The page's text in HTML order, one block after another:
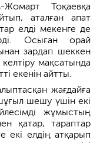
Тоқаевқа
аталған апат
елді мекенге де
Осыған орай
зардап шеккен
мақсатында
екенін айтты.
жағдайға
шешу үшін екі
жұмыстың
қатар, тараптар
екі елдің атқарып